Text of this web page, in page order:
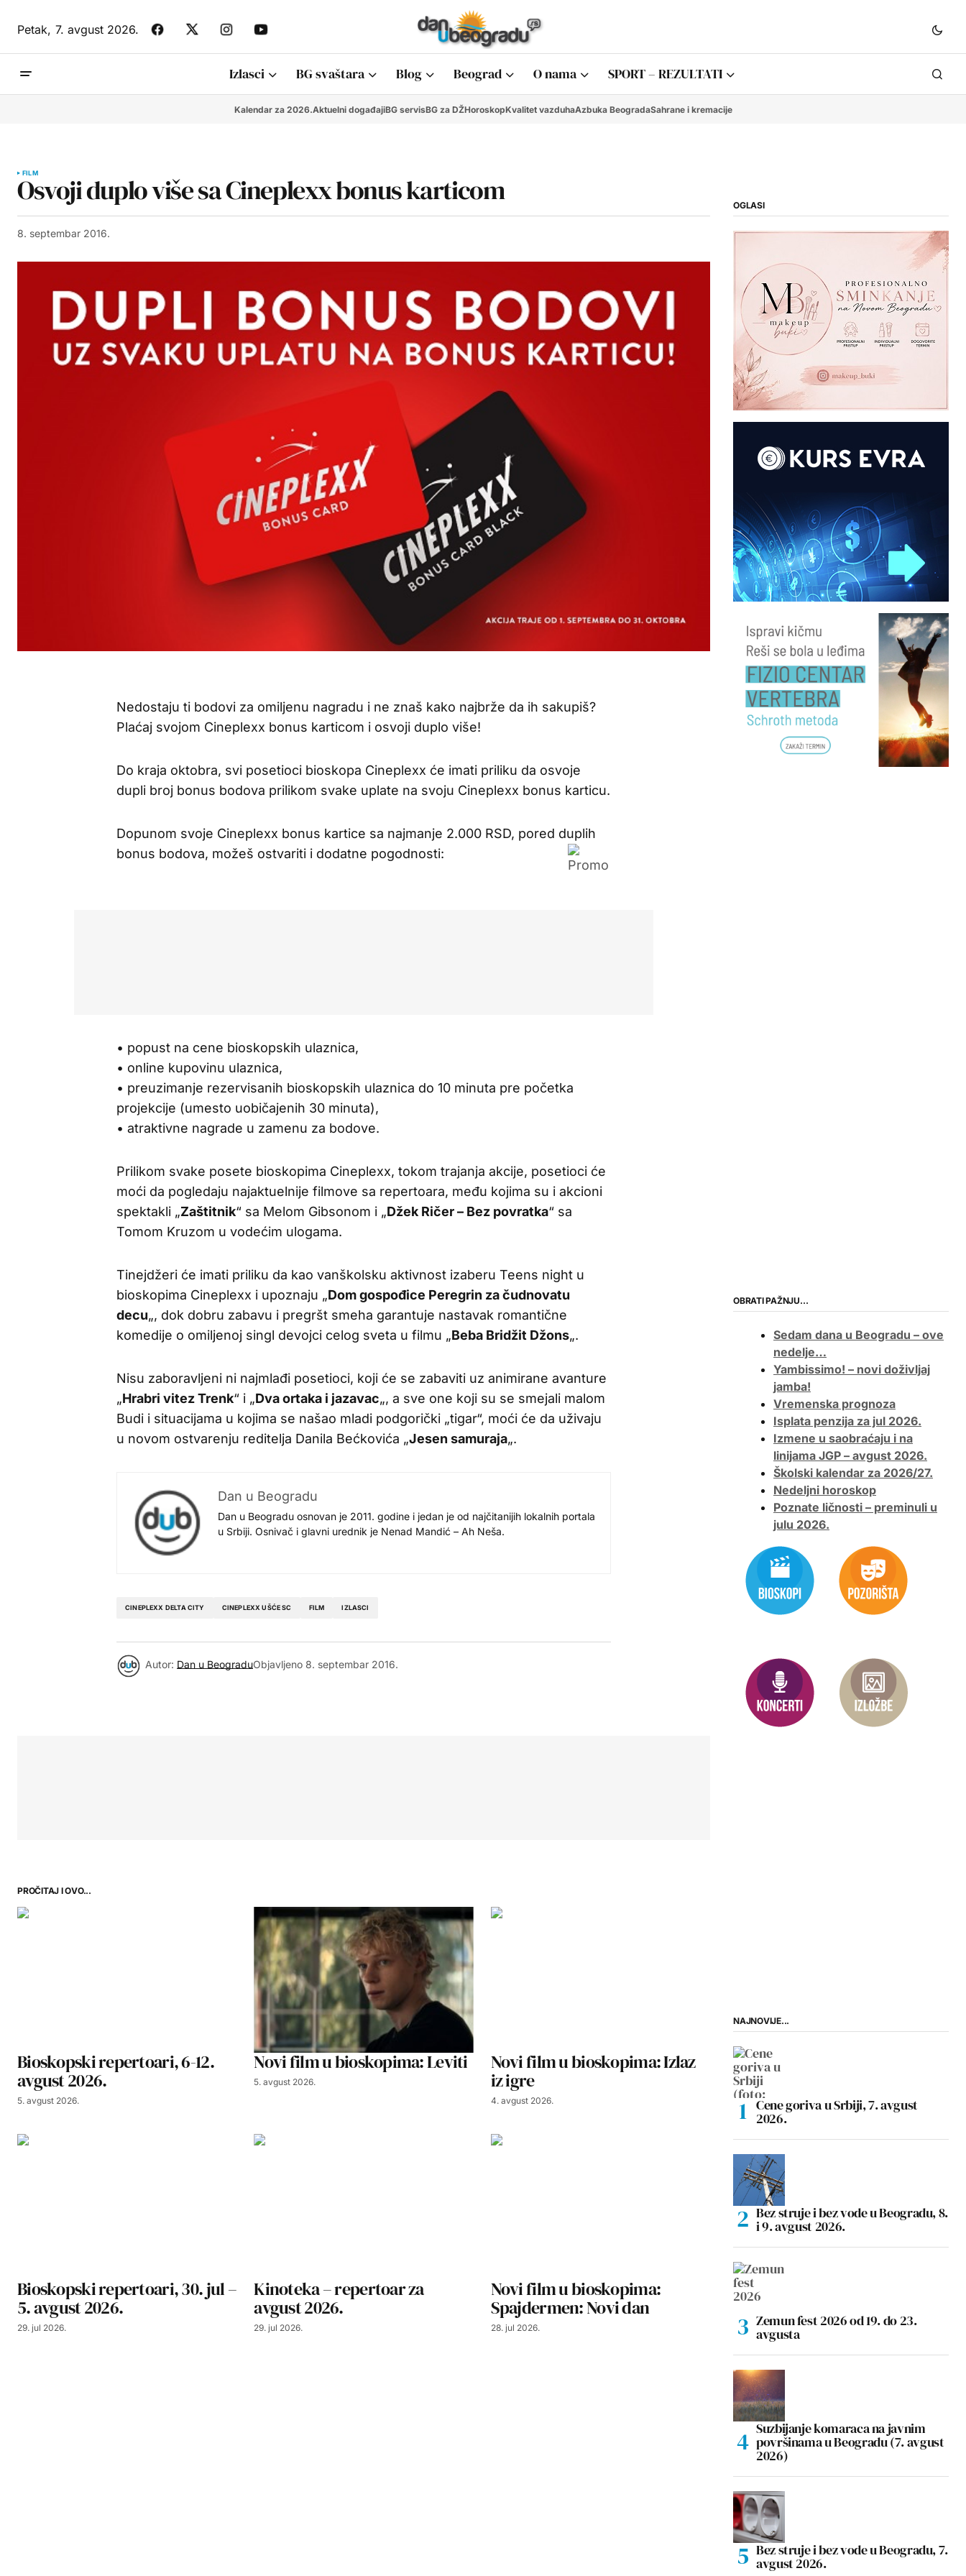
Petak,7. avgust 2026.
Izlasci BG svaštara Blog Beograd O nama SPORT – REZULTATI
Kalendar za 2026.Aktuelni događajiBG servisBG za DŽHoroskopKvalitet vazduhaAzbuka BeogradaSahrane i kremacije
FILM
Osvoji duplo više sa Cineplexx bonus karticom
8. septembar 2016.
Nedostaju ti bodovi za omiljenu nagradu i ne znaš kako najbrže da ih sakupiš?
Plaćaj svojom Cineplexx bonus karticom i osvoji duplo više!
Do kraja oktobra, svi posetioci bioskopa Cineplexx će imati priliku da osvoje
dupli broj bonus bodova prilikom svake uplate na svoju Cineplexx bonus karticu.
Dopunom svoje Cineplexx bonus kartice sa najmanje 2.000 RSD, pored duplih
bonus bodova, možeš ostvariti i dodatne pogodnosti:
• popust na cene bioskopskih ulaznica,
• online kupovinu ulaznica,
• preuzimanje rezervisanih bioskopskih ulaznica do 10 minuta pre početka
projekcije (umesto uobičajenih 30 minuta),
• atraktivne nagrade u zamenu za bodove.
Prilikom svake posete bioskopima Cineplexx, tokom trajanja akcije, posetioci će
moći da pogledaju najaktuelnije filmove sa repertoara, među kojima su i akcioni
spektakli „Zaštitnik“ sa Melom Gibsonom i „Džek Ričer – Bez povratka“ sa
Tomom Kruzom u vodećim ulogama.
Tinejdžeri će imati priliku da kao vanškolsku aktivnost izaberu Teens night u
bioskopima Cineplexx i upoznaju „Dom gospođice Peregrin za čudnovatu
decu„, dok dobru zabavu i pregršt smeha garantuje nastavak romantične
komedije o omiljenoj singl devojci celog sveta u filmu „Beba Bridžit Džons„.
Nisu zaboravljeni ni najmlađi posetioci, koji će se zabaviti uz animirane avanture
„Hrabri vitez Trenk“ i „Dva ortaka i jazavac„, a sve one koji su se smejali malom
Budi i situacijama u kojima se našao mladi podgorički „tigar“, moći će da uživaju
u novom ostvarenju reditelja Danila Bećkovića „Jesen samuraja„.
Dan u Beogradu
Dan u Beogradu osnovan je 2011. godine i jedan je od najčitanijih lokalnih portala
u Srbiji. Osnivač i glavni urednik je Nenad Mandić – Ah Neša.
CINEPLEXX DELTA CITY CINEPLEXX UŠĆE SC FILM IZLASCI
Autor: Dan u BeograduObjavljeno 8. septembar 2016.
PROČITAJ I OVO...
Bioskopski repertoari, 6-12.
avgust 2026.
5. avgust 2026.
Novi film u bioskopima: Leviti
5. avgust 2026.
Novi film u bioskopima: Izlaz
iz igre
4. avgust 2026.
Bioskopski repertoari, 30. jul –
5. avgust 2026.
29. jul 2026.
Kinoteka – repertoar za
avgust 2026.
29. jul 2026.
Novi film u bioskopima:
Spajdermen: Novi dan
28. jul 2026.
OGLASI
OBRATI PAŽNJU…
Sedam dana u Beogradu – ove
nedelje…
Yambissimo! – novi doživljaj
jamba!
Vremenska prognoza
Isplata penzija za jul 2026.
Izmene u saobraćaju i na
linijama JGP – avgust 2026.
Školski kalendar za 2026/27.
Nedeljni horoskop
Poznate ličnosti – preminuli u
julu 2026.
NAJNOVIJE...
Cene goriva u Srbiji, 7. avgust
2026.
Bez struje i bez vode u Beogradu, 8.
i 9. avgust 2026.
Zemun fest 2026 od 19. do 23.
avgusta
Suzbijanje komaraca na javnim
površinama u Beogradu (7. avgust
2026)
Bez struje i bez vode u Beogradu, 7.
avgust 2026.